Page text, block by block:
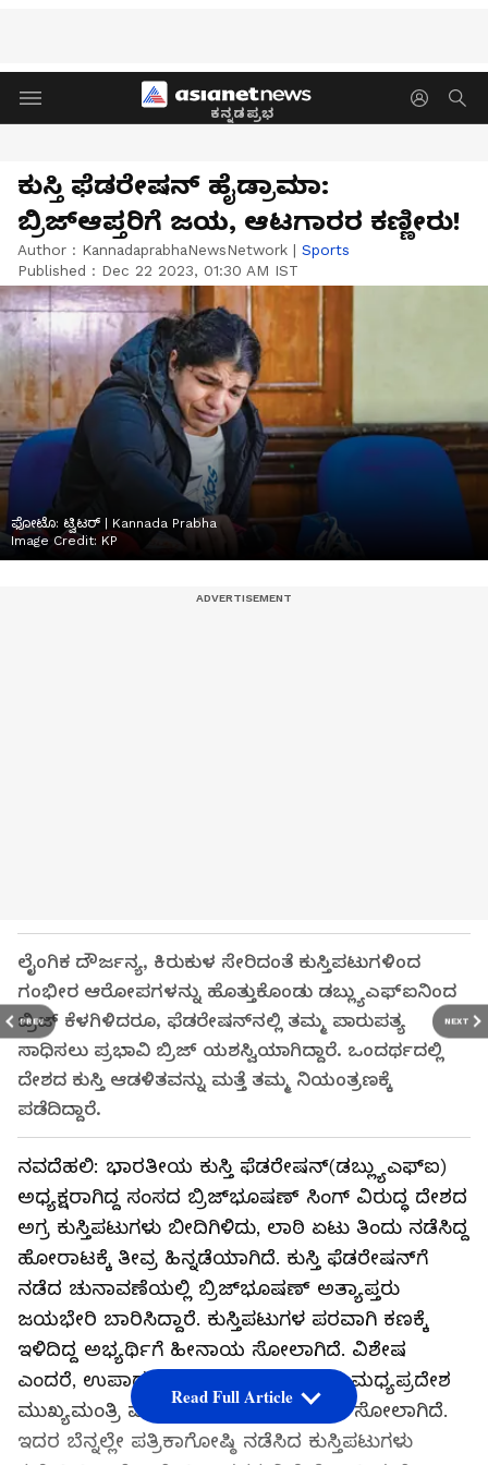
ಕನ್ನಡಪ್ರಭ
PREV NEXT
ಕುಸ್ತಿ ಫೆಡರೇಷನ್‌ ಹೈಡ್ರಾಮಾ:
ಬ್ರಿಜ್‌ಆಪ್ತರಿಗೆ ಜಯ, ಆಟಗಾರರ ಕಣ್ಣೀರು!
Author : KannadaprabhaNewsNetwork | Sports
Published : Dec 22 2023, 01:30 AM IST
ಫೋಟೊ: ಟ್ವಿಟರ್‌ | Kannada Prabha
Image Credit: KP
ಲೈಂಗಿಕ ದೌರ್ಜನ್ಯ, ಕಿರುಕುಳ ಸೇರಿದಂತೆ ಕುಸ್ತಿಪಟುಗಳಿಂದ
ಗಂಭೀರ ಆರೋಪಗಳನ್ನು ಹೊತ್ತುಕೊಂಡು ಡಬ್ಲ್ಯುಎಫ್‌ಐನಿಂದ
ಬ್ರಿಜ್‌ ಕೆಳಗಿಳಿದರೂ, ಫೆಡರೇಷನ್‌ನಲ್ಲಿ ತಮ್ಮ ಪಾರುಪತ್ಯ
ಸಾಧಿಸಲು ಪ್ರಭಾವಿ ಬ್ರಿಜ್‌ ಯಶಸ್ವಿಯಾಗಿದ್ದಾರೆ. ಒಂದರ್ಥದಲ್ಲಿ
ದೇಶದ ಕುಸ್ತಿ ಆಡಳಿತವನ್ನು ಮತ್ತೆ ತಮ್ಮ ನಿಯಂತ್ರಣಕ್ಕೆ
ಪಡೆದಿದ್ದಾರೆ.
ನವದೆಹಲಿ: ಭಾರತೀಯ ಕುಸ್ತಿ ಫೆಡರೇಷನ್‌(ಡಬ್ಲ್ಯುಎಫ್‌ಐ)
ಅಧ್ಯಕ್ಷರಾಗಿದ್ದ ಸಂಸದ ಬ್ರಿಜ್‌ಭೂಷಣ್‌ ಸಿಂಗ್‌ ವಿರುದ್ಧ ದೇಶದ
ಅಗ್ರ ಕುಸ್ತಿಪಟುಗಳು ಬೀದಿಗಿಳಿದು, ಲಾಠಿ ಏಟು ತಿಂದು ನಡೆಸಿದ್ದ
ಹೋರಾಟಕ್ಕೆ ತೀವ್ರ ಹಿನ್ನಡೆಯಾಗಿದೆ. ಕುಸ್ತಿ ಫೆಡರೇಷನ್‌ಗೆ
ನಡೆದ ಚುನಾವಣೆಯಲ್ಲಿ ಬ್ರಿಜ್‌ಭೂಷಣ್‌ ಅತ್ಯಾಪ್ತರು
ಜಯಭೇರಿ ಬಾರಿಸಿದ್ದಾರೆ. ಕುಸ್ತಿಪಟುಗಳ ಪರವಾಗಿ ಕಣಕ್ಕೆ
ಇಳಿದಿದ್ದ ಅಭ್ಯರ್ಥಿಗೆ ಹೀನಾಯ ಸೋಲಾಗಿದೆ. ವಿಶೇಷ
ಎಂದರೆ, ಉಪಾಧ್ಯಕ್ಷ ಚುನಾವಣೆಗೆ ಸ್ಪರ್ಧಿಸಿದ್ದ ಮಧ್ಯಪ್ರದೇಶ
ಮುಖ್ಯಮಂತ್ರಿ ಮೋಹನ್‌ ಯಾದವ್‌ ಅವರಿಗೆ ಸೋಲಾಗಿದೆ.
ಇದರ ಬೆನ್ನಲ್ಲೇ ಪತ್ರಿಕಾಗೋಷ್ಠಿ ನಡೆಸಿದ ಕುಸ್ತಿಪಟುಗಳು
Read Full Article